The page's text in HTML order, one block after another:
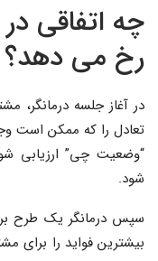
چه اتفاقی
رخ می دهد؟
در آغاز جلسه درمانگر،
تعادل را که ممکن است
“وضعیت چی” ارزیابی
شود.
سپس درمانگر یک طرح
بیشترین فواید را برای